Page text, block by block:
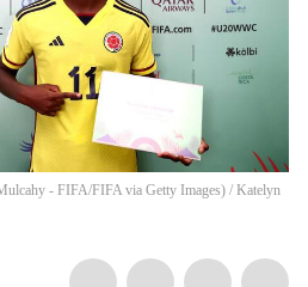
- FIFA/FIFA via Getty Images) / Katelyn